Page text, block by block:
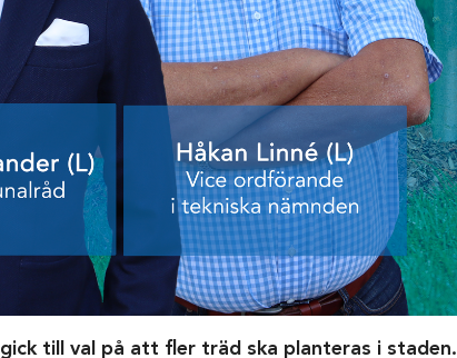
till val på att fler träd ska planteras i staden.